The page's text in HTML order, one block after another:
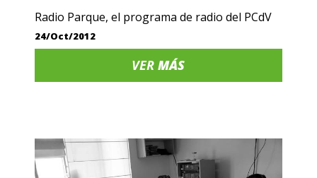
Radio Parque, el programa de radio del PCdV
24/Oct/2012
VERMÁS